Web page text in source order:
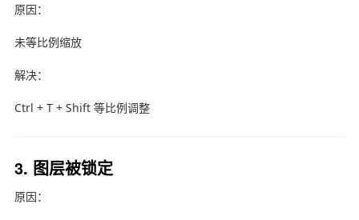
原因：
未等比例缩放
解决：
Ctrl + T + Shift 等比例调整
3. 图层被锁定
原因：